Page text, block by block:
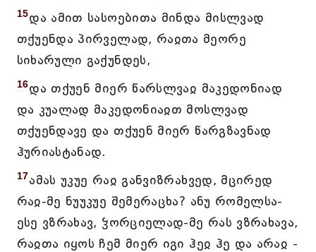
15და ამით სასოებითა მინდა მისლვად
თქუენდა პირველად, რაჲთა მეორე
სიხარული გაქუნდეს,
16და თქუენ მიერ წარსლვაჲ მაკედონიად
და კუალად მაკედონიაჲთ მოსლვად
თქუენდავე და თქუენ მიერ წარგზავნად
ჰურიასტანად.
17ამას უკუე რაჲ განვიზრახვედ, მცირედ
რაჲ-მე ნუუკუე შემერაცხა? ანუ რომელსა-
ესე ვზრახავ, ჴორციელად-მე რას ვზრახავა,
რაჲთა იყოს ჩემ მიერ იგი ჰეჲ ჰე და არაჲ -